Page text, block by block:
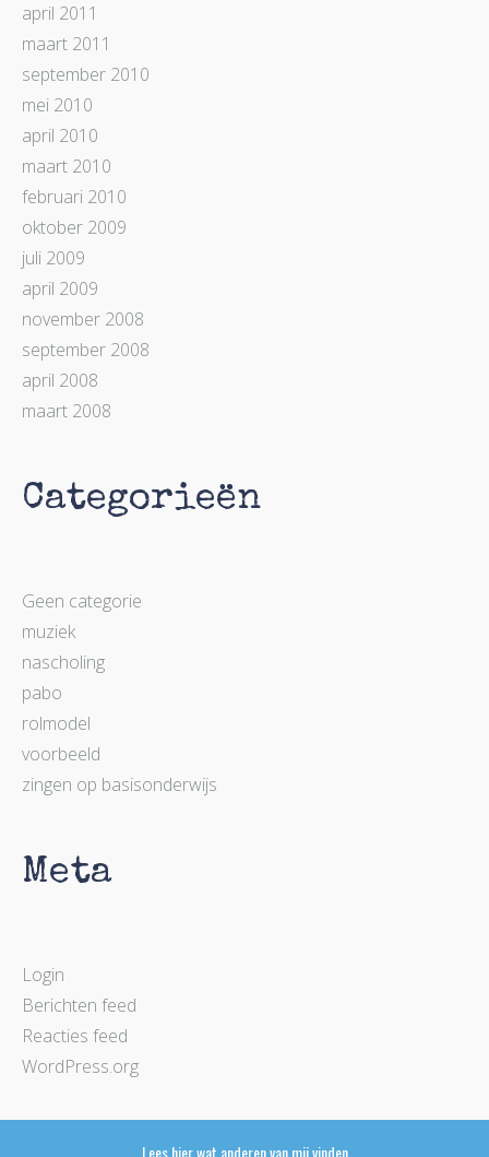
april 2011
maart 2011
september 2010
mei 2010
april 2010
maart 2010
februari 2010
oktober 2009
juli 2009
april 2009
november 2008
september 2008
april 2008
maart 2008
Categorieën
Geen categorie
muziek
nascholing
pabo
rolmodel
voorbeeld
zingen op basisonderwijs
Meta
Login
Berichten feed
Reacties feed
WordPress.org